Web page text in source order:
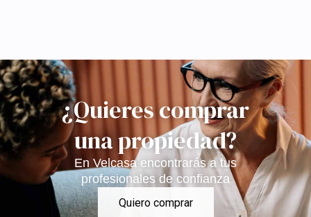
¿Quieres comprar
una propiedad?
En Velcasa encontrarás a tus
profesionales de confianza
Quiero comprar